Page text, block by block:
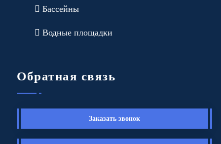
Бассейны
Водные площадки
Обратная связь
Заказать звонок